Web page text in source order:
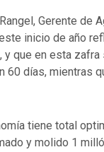
Gerente de
inicio de año
que en esta
60 días, mientras
tiene total
y molido 1